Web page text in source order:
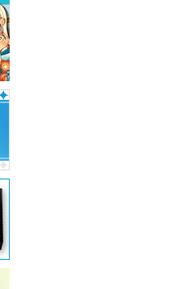
ミータッチライナ
イク
グサイトへ